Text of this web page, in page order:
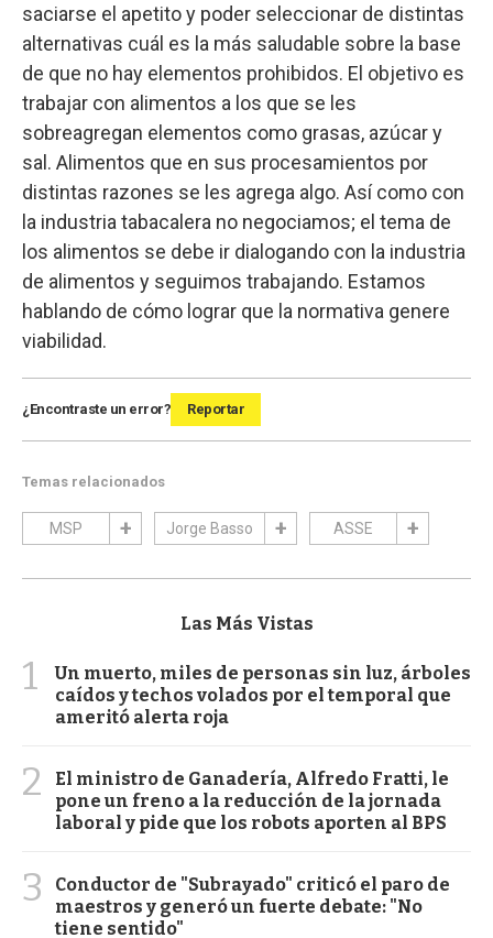
saciarse el apetito y poder seleccionar de distintas
alternativas cuál es la más saludable sobre la base
de que no hay elementos prohibidos. El objetivo es
trabajar con alimentos a los que se les
sobreagregan elementos como grasas, azúcar y
sal. Alimentos que en sus procesamientos por
distintas razones se les agrega algo. Así como con
la industria tabacalera no negociamos; el tema de
los alimentos se debe ir dialogando con la industria
de alimentos y seguimos trabajando. Estamos
hablando de cómo lograr que la normativa genere
viabilidad.
¿Encontraste un error? Reportar
Temas relacionados
MSP Jorge Basso ASSE
Las Más Vistas
1
Un muerto, miles de personas sin luz, árboles
caídos y techos volados por el temporal que
ameritó alerta roja
2
El ministro de Ganadería, Alfredo Fratti, le
pone un freno a la reducción de la jornada
laboral y pide que los robots aporten al BPS
3
Conductor de "Subrayado" criticó el paro de
maestros y generó un fuerte debate: "No
tiene sentido"